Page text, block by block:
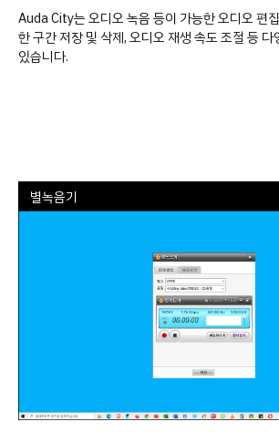
Auda City는 오디오 녹음 등이 가능한 오디오 편
한 구간 저장 및 삭제, 오디오 재생 속도 조절 등
있습니다.
별녹음기